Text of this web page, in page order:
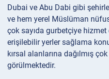
Dubai ve Abu Dabi gibi
ve hem yerel Müslüman
çok sayıda gurbetçiye hizmet
erişilebilir yerler sağlama
kırsal alanlarına dağılmış
görülmektedir.